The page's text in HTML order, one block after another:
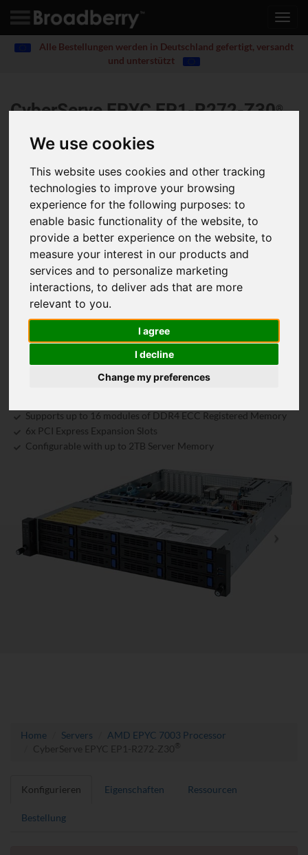
We use cookies
This website uses cookies and other tracking
technologies to improve your browsing
experience for the following purposes:to
enable basic functionality of the website,to
provide a better experience on the website,to
measure your interest in our products and
services and to personalize marketing
interactions,to deliver ads that are more
relevant to you.
I agree
I decline
Change my preferences
Alle Bestellungen werden in Deutschland gefertigt, versandt
und unterstützt
CyberServe EPYC EP1-R272-Z30®
Redundant Power Supply, 12x 3.5" and 2 x 2.5" SATA
Gen3 x4 interface, 2x 1Gb/s LAN ports (Intel® I350-
AM2)
Single AMD EPYC™ 7003 series processor family
8-Channel RDIMM/LRDIMM DDR4, 16 x DIMMs
2 x 1Gb/s LAN ports (Intel® I350-AM2)
1 x Dedicated management port
12 x 3.5" and 2 x 2.5" SATA hot-swappable HDD/SSD bays
Ultra-Fast M.2 with PCIe Gen3 x4 interface
6 x PCIe Gen4 / Gen3 expansion slots
1 x OCP 2.0 Gen3 x16 mezzanine slot
Aspeed® AST2500 remote management controller
800W 80 PLUS Platinum redundant power supply
Supports up to 12x SATA3 and SAS Hard Drives
Configurable with 1x AMD AMD EPYC "ROME" Gen 2 and
Supports up to 16 modules of DDR4 ECC Registered Memory
6x PCI Express Expansion Slots
Configurable with up to 2TB Server Memory
Home Servers
AMD EPYC 7003 Processor
CyberServe EPYC EP1-R272-Z30
Konfigurieren Eigenschaften Ressourcen
Bestellung